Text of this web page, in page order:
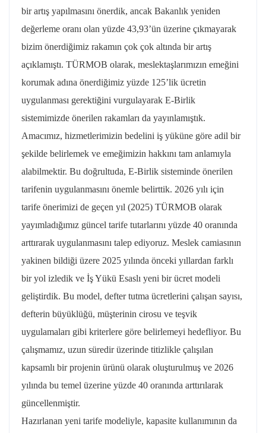
bir artış yapılmasını önerdik, ancak Bakanlık yeniden
değerleme oranı olan yüzde 43,93’ün üzerine çıkmayarak
bizim önerdiğimiz rakamın çok çok altında bir artış
açıklamıştı. TÜRMOB olarak, meslektaşlarımızın emeğini
korumak adına önerdiğimiz yüzde 125’lik ücretin
uygulanması gerektiğini vurgulayarak E-Birlik
sistemimizde önerilen rakamları da yayınlamıştık.
Amacımız, hizmetlerimizin bedelini iş yüküne göre adil bir
şekilde belirlemek ve emeğimizin hakkını tam anlamıyla
alabilmektir. Bu doğrultuda, E-Birlik sisteminde önerilen
tarifenin uygulanmasını önemle belirttik. 2026 yılı için
tarife önerimizi de geçen yıl (2025) TÜRMOB olarak
yayımladığımız güncel tarife tutarlarını yüzde 40 oranında
arttırarak uygulanmasını talep ediyoruz. Meslek camiasının
yakinen bildiği üzere 2025 yılında önceki yıllardan farklı
bir yol izledik ve İş Yükü Esaslı yeni bir ücret modeli
geliştirdik. Bu model, defter tutma ücretlerini çalışan sayısı,
defterin büyüklüğü, müşterinin cirosu ve teşvik
uygulamaları gibi kriterlere göre belirlemeyi hedefliyor. Bu
çalışmamız, uzun süredir üzerinde titizlikle çalışılan
kapsamlı bir projenin ürünü olarak oluşturulmuş ve 2026
yılında bu temel üzerine yüzde 40 oranında arttırılarak
güncellenmiştir.
Hazırlanan yeni tarife modeliyle, kapasite kullanımının da